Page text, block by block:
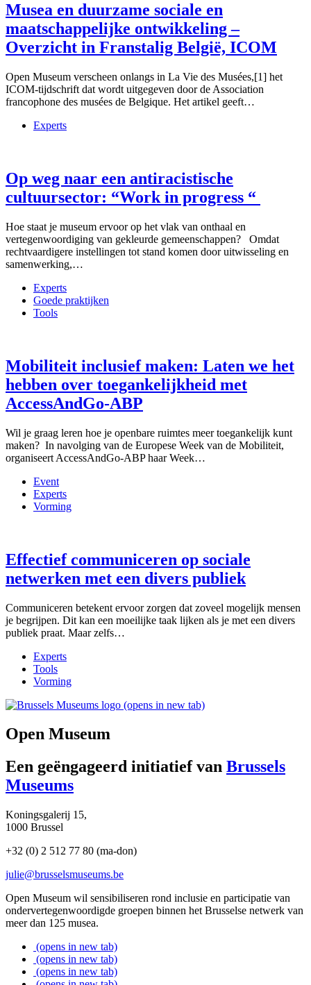
Musea en duurzame sociale en
maatschappelijke ontwikkeling –
Overzicht in Franstalig België, ICOM
Open Museum verscheen onlangs in La Vie des Musées,[1] het
ICOM-tijdschrift dat wordt uitgegeven door de Association
francophone des musées de Belgique. Het artikel geeft…
Experts
Op weg naar een antiracistische
cultuursector: “Work in progress “
Hoe staat je museum ervoor op het vlak van onthaal en
vertegenwoordiging van gekleurde gemeenschappen? Omdat
rechtvaardigere instellingen tot stand komen door uitwisseling en
samenwerking,…
Experts
Goede praktijken
Tools
Mobiliteit inclusief maken: Laten we het
hebben over toegankelijkheid met
AccessAndGo-ABP
Wil je graag leren hoe je openbare ruimtes meer toegankelijk kunt
maken? In navolging van de Europese Week van de Mobiliteit,
organiseert AccessAndGo-ABP haar Week…
Event
Experts
Vorming
Effectief communiceren op sociale
netwerken met een divers publiek
Communiceren betekent ervoor zorgen dat zoveel mogelijk mensen
je begrijpen. Dit kan een moeilijke taak lijken als je met een divers
publiek praat. Maar zelfs…
Experts
Tools
Vorming
(opens in new tab)
Open Museum
Een geëngageerd initiatief van Brussels
Museums
Koningsgalerij 15,
1000 Brussel
+32 (0) 2 512 77 80 (ma-don)
julie@brusselsmuseums.be
Open Museum wil sensibiliseren rond inclusie en participatie van
ondervertegenwoordigde groepen binnen het Brusselse netwerk van
meer dan 125 musea.
(opens in new tab)
(opens in new tab)
(opens in new tab)